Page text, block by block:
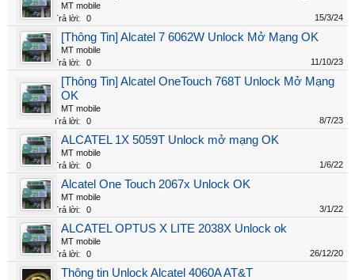
MT mobile
Trả lời:
0 15/3/24
[Thông Tin] Alcatel 7 6062W Unlock Mở Mạng OK
MT mobile
Trả lời:
0 11/10/23
[Thông Tin] Alcatel OneTouch 768T Unlock Mở Mạng
OK
MT mobile
Trả lời:
0 8/7/23
ALCATEL 1X 5059T Unlock mở mạng OK
MT mobile
Trả lời:
0 1/6/22
Alcatel One Touch 2067x Unlock OK
MT mobile
Trả lời:
0 3/1/22
ALCATEL OPTUS X LITE 2038X Unlock ok
MT mobile
Trả lời:
0 26/12/20
Thông tin Unlock Alcatel 4060A AT&T